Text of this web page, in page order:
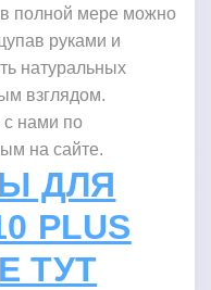
полной мере можно
руками и
натуральных
взглядом.
с нами по
на сайте.
ДЛЯ
PLUS
ТУТ